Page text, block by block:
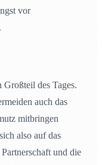
vor
des Tages.
auch das
mitbringen
also auf das
und die